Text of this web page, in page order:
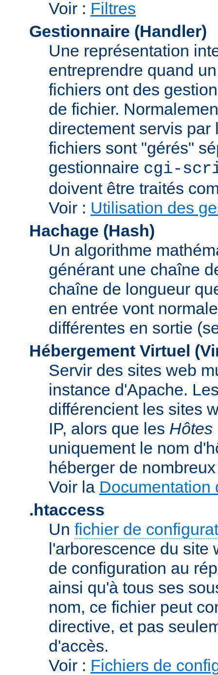
Voir : Filtres
Gestionnaire (Handler)
Une représentation
entreprendre quand
fichiers ont des
de fichier.
directement servis par
fichiers sont "gérés"
gestionnaire cgi-
doivent être traités
Voir : Utilisation des
Hachage (Hash)
Un algorithme
générant une chaîne
chaîne de longueur
en entrée vont
différentes en sortie
Hébergement Virtuel
Servir des sites web
instance d'Apache.
différencient les sites
IP, alors que les Hôtes
uniquement le nom
héberger de
Voir la Documentation
.htaccess
Un fichier de
l'arborescence du
de configuration au
ainsi qu'à tous ses
nom, ce fichier peut
directive, et pas
d'accès.
Voir : Fichiers de